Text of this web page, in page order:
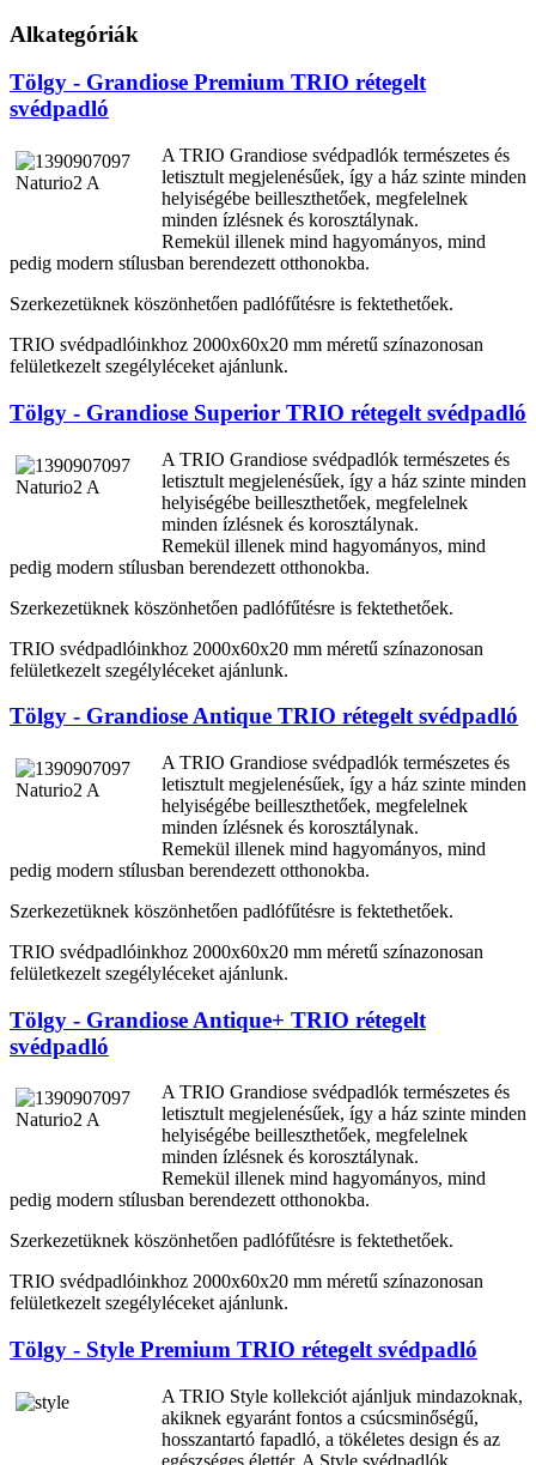
Alkategóriák
Tölgy - Grandiose Premium TRIO rétegelt
svédpadló
A TRIO Grandiose svédpadlók természetes és
letisztult megjelenésűek, így a ház szinte minden
helyiségébe beilleszthetőek, megfelelnek
minden ízlésnek és korosztálynak.
Remekül illenek mind hagyományos, mind
pedig modern stílusban berendezett otthonokba.
Szerkezetüknek köszönhetően padlófűtésre is fektethetőek.
TRIO svédpadlóinkhoz 2000x60x20 mm méretű színazonosan
felületkezelt szegélyléceket ajánlunk.
Tölgy - Grandiose Superior TRIO rétegelt svédpadló
A TRIO Grandiose svédpadlók természetes és
letisztult megjelenésűek, így a ház szinte minden
helyiségébe beilleszthetőek, megfelelnek
minden ízlésnek és korosztálynak.
Remekül illenek mind hagyományos, mind
pedig modern stílusban berendezett otthonokba.
Szerkezetüknek köszönhetően padlófűtésre is fektethetőek.
TRIO svédpadlóinkhoz 2000x60x20 mm méretű színazonosan
felületkezelt szegélyléceket ajánlunk.
Tölgy - Grandiose Antique TRIO rétegelt svédpadló
A TRIO Grandiose svédpadlók természetes és
letisztult megjelenésűek, így a ház szinte minden
helyiségébe beilleszthetőek, megfelelnek
minden ízlésnek és korosztálynak.
Remekül illenek mind hagyományos, mind
pedig modern stílusban berendezett otthonokba.
Szerkezetüknek köszönhetően padlófűtésre is fektethetőek.
TRIO svédpadlóinkhoz 2000x60x20 mm méretű színazonosan
felületkezelt szegélyléceket ajánlunk.
Tölgy - Grandiose Antique+ TRIO rétegelt
svédpadló
A TRIO Grandiose svédpadlók természetes és
letisztult megjelenésűek, így a ház szinte minden
helyiségébe beilleszthetőek, megfelelnek
minden ízlésnek és korosztálynak.
Remekül illenek mind hagyományos, mind
pedig modern stílusban berendezett otthonokba.
Szerkezetüknek köszönhetően padlófűtésre is fektethetőek.
TRIO svédpadlóinkhoz 2000x60x20 mm méretű színazonosan
felületkezelt szegélyléceket ajánlunk.
Tölgy - Style Premium TRIO rétegelt svédpadló
A TRIO Style kollekciót ajánljuk mindazoknak,
akiknek egyaránt fontos a csúcsminőségű,
hosszantartó fapadló, a tökéletes design és az
egészséges élettér. A Style svédpadlók